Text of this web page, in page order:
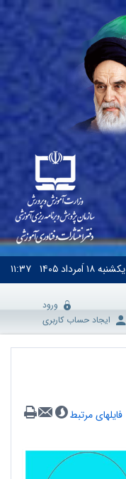
یکشنبه۱۸ اَمرداد ۱۴۰۵ ۱۱:۳۷
ورود
ایجاد حساب کاربری
فایلهای مرتبط